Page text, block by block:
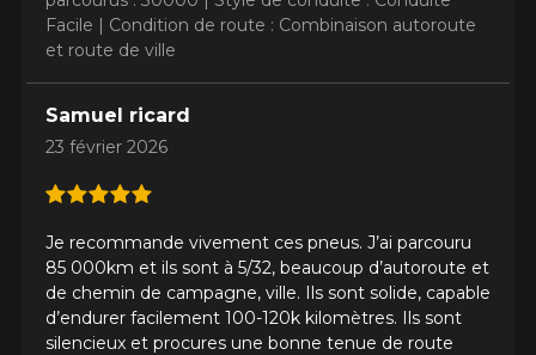
Facile | Condition de route : Combinaison autoroute
et route de ville
Samuel ricard
23 février 2026
Je recommande vivement ces pneus. J’ai parcouru
85 000km et ils sont à 5/32, beaucoup d’autoroute et
de chemin de campagne, ville. Ils sont solide, capable
d’endurer facilement 100-120k kilomètres. Ils sont
silencieux et procures une bonne tenue de route
Votre avis concernant le
DEFENDER 2
Nom